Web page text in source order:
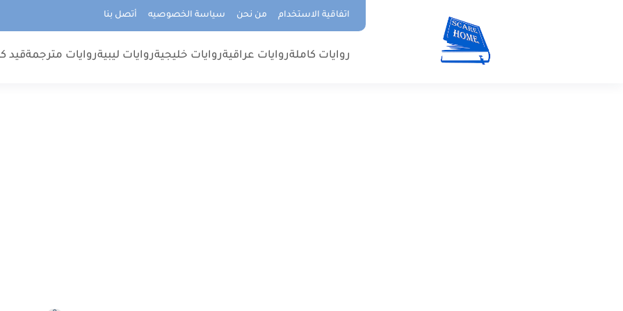
اتفاقية الاستخدام من نحن سياسة الخصوصيه أتصل بنا
روايات كاملةروايات عراقيةروايات خليجيةروايات ليبيةروايات مترجمةقيد